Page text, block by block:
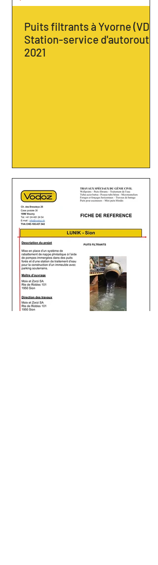
Puits filtrants à Yvorne (VD) -
Station-service d'autoroute,
2021